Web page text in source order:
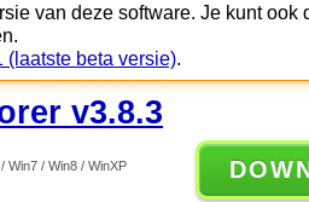
van deze software. Je kunt ook
(laatste beta versie).
v3.8.3
Win7 / Win8 / WinXP